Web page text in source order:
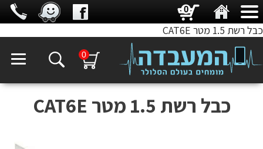
כבל רשת 1.5 מטר CAT6E
0
כבל רשת 1.5 מטר CAT6E
0